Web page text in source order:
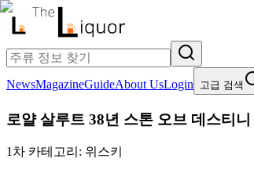
NewsMagazineGuideAbout UsLogin 고급 검색
로얄 살루트 38년 스톤 오브 데스티니
1차 카테고리: 위스키